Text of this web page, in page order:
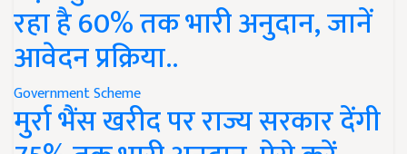
रहा है 60% तक भारी अनुदान, जानें
आवेदन प्रक्रिया..
Government Scheme
मुर्रा भैंस खरीद पर राज्य सरकार देंगी